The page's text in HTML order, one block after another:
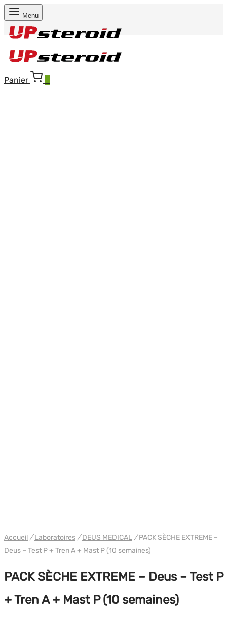
Menu
Panier
Accueil / Laboratoires / DEUS MEDICAL /PACK SÈCHE EXTREME –
Deus – Test P + Tren A + Mast P (10 semaines)
PACK SÈCHE EXTREME – Deus – Test P
+ Tren A + Mast P (10 semaines)